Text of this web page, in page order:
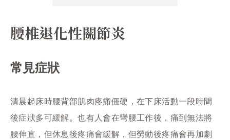
腰椎退化性關節炎
常見症狀
清晨起床時腰背部肌肉疼痛僵硬，在下床活動一段時間
後症狀多可緩解。也有人會在彎腰工作後，痛到無法將
腰伸直，但休息後疼痛會緩解，但勞動後疼痛會再加劇